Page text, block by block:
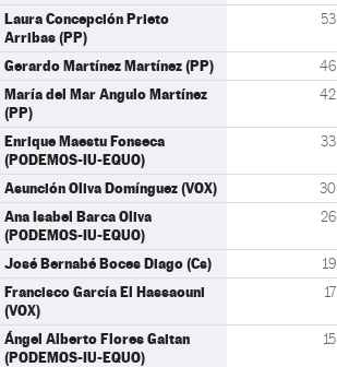
Laura Concepción Prieto
Arribas (PP)
53
Gerardo Martínez Martínez (PP) 46
María del Mar Angulo Martínez
(PP)
42
Enrique Maestu Fonseca
(PODEMOS-IU-EQUO)
33
Asunción Oliva Domínguez (VOX) 30
Ana Isabel Barca Oliva
(PODEMOS-IU-EQUO)
26
José Bernabé Boces Diago (Cs) 19
Francisco García El Hassaouni
(VOX)
17
Ángel Alberto Flores Gaitan
(PODEMOS-IU-EQUO)
15